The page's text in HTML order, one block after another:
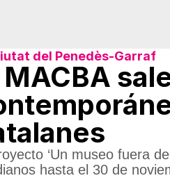
del Penedès-Garraf
MACBA
‘Un museo fuera
hasta el 30 de